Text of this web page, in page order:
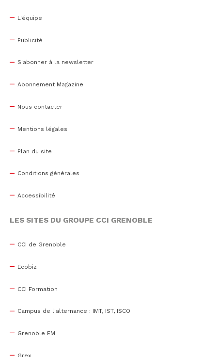
L'équipe
Publicité
S'abonner à la newsletter
Abonnement Magazine
Nous contacter
Mentions légales
Plan du site
Conditions générales
Accessibilité
LES SITES DU GROUPE CCI GRENOBLE
CCI de Grenoble
Ecobiz
CCI Formation
Campus de l'alternance : IMT, IST, ISCO
Grenoble EM
Grex